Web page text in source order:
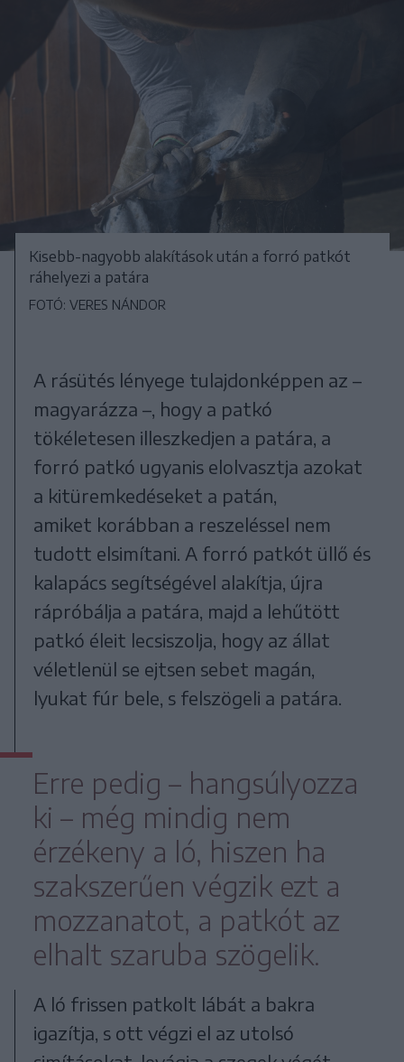
Kisebb-nagyobb alakítások után a forró patkót
ráhelyezi a patára
FOTÓ: VERES NÁNDOR
A rásütés lényege tulajdonképpen az –
magyarázza –, hogy a patkó
tökéletesen illeszkedjen a patára, a
forró patkó ugyanis elolvasztja azokat
a kitüremkedéseket a patán,
amiket korábban a reszeléssel nem
tudott elsimítani. A forró patkót üllő és
kalapács segítségével alakítja, újra
rápróbálja a patára, majd a lehűtött
patkó éleit lecsiszolja, hogy az állat
véletlenül se ejtsen sebet magán,
lyukat fúr bele, s felszögeli a patára.
Erre pedig – hangsúlyozza
ki – még mindig nem
érzékeny a ló, hiszen ha
szakszerűen végzik ezt a
mozzanatot, a patkót az
elhalt szaruba szögelik.
A ló frissen patkolt lábát a bakra
igazítja, s ott végzi el az utolsó